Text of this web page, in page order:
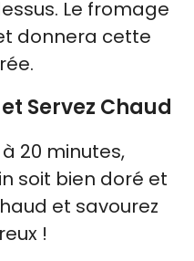
Le fromage
donnera cette
Servez Chaud
20 minutes,
soit bien doré et
et savourez
!